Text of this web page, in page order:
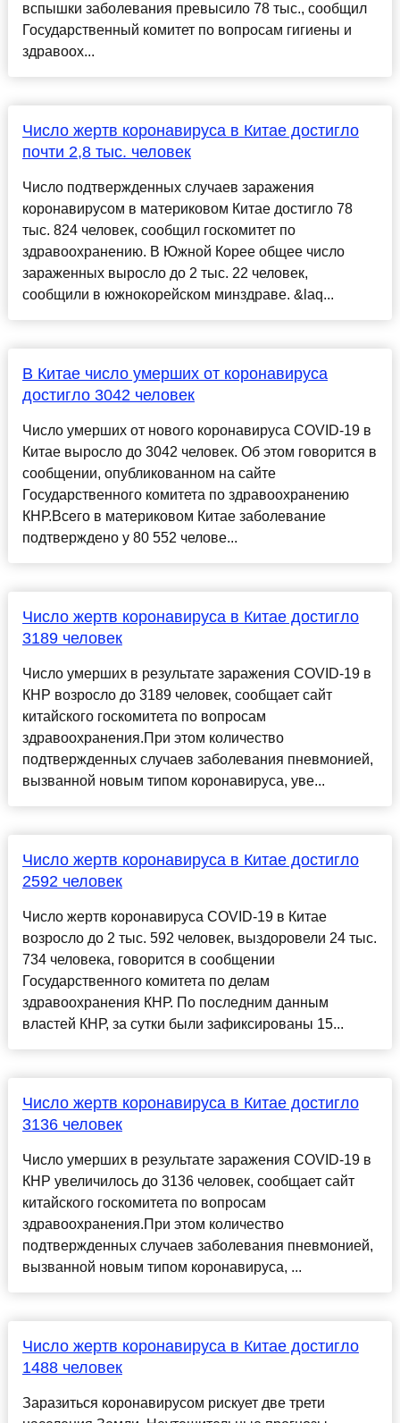
вспышки заболевания превысило 78 тыс., сообщил
Государственный комитет по вопросам гигиены и
здравоох...
Число жертв коронавируса в Китае достигло
почти 2,8 тыс. человек
Число подтвержденных случаев заражения
коронавирусом в материковом Китае достигло 78
тыс. 824 человек, сообщил госкомитет по
здравоохранению. В Южной Корее общее число
зараженных выросло до 2 тыс. 22 человек,
сообщили в южнокорейском минздраве. &laq...
В Китае число умерших от коронавируса
достигло 3042 человек
Число умерших от нового коронавируса COVID-19 в
Китае выросло до 3042 человек. Об этом говорится в
сообщении, опубликованном на сайте
Государственного комитета по здравоохранению
КНР.Всего в материковом Китае заболевание
подтверждено у 80 552 челове...
Число жертв коронавируса в Китае достигло
3189 человек
Число умерших в результате заражения COVID-19 в
КНР возросло до 3189 человек, сообщает сайт
китайского госкомитета по вопросам
здравоохранения.При этом количество
подтвержденных случаев заболевания пневмонией,
вызванной новым типом коронавируса, уве...
Число жертв коронавируса в Китае достигло
2592 человек
Число жертв коронавируса COVID-19 в Китае
возросло до 2 тыс. 592 человек, выздоровели 24 тыс.
734 человека, говорится в сообщении
Государственного комитета по делам
здравоохранения КНР. По последним данным
властей КНР, за сутки были зафиксированы 15...
Число жертв коронавируса в Китае достигло
3136 человек
Число умерших в результате заражения COVID-19 в
КНР увеличилось до 3136 человек, сообщает сайт
китайского госкомитета по вопросам
здравоохранения.При этом количество
подтвержденных случаев заболевания пневмонией,
вызванной новым типом коронавируса, ...
Число жертв коронавируса в Китае достигло
1488 человек
Заразиться коронавирусом рискует две трети